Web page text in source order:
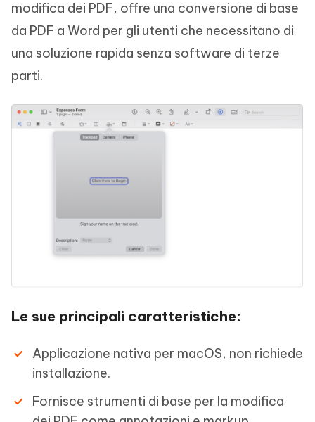
modifica dei PDF, offre una conversione di base
da PDF a Word per gli utenti che necessitano di
una soluzione rapida senza software di terze
parti.
Le sue principali caratteristiche:
Applicazione nativa per macOS, non richiede
installazione.
Fornisce strumenti di base per la modifica